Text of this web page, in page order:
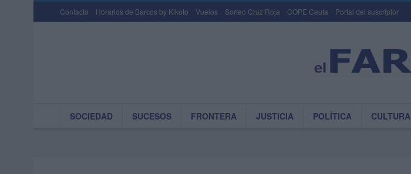
Contacto Horarios de Barcos by Kikoto Vuelos Sorteo Cruz Roja COPE Ceuta Portal del suscriptor
SOCIEDAD SUCESOS FRONTERA JUSTICIA POLÍTICA CULTURA